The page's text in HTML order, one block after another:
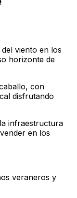
viento en los
horizonte de
con
disfrutando
infraestructura
en los
veraneros y